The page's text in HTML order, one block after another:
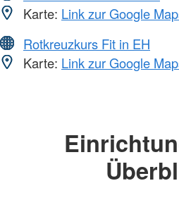
Karte: Link zur Google
Rotkreuzkurs Fit in EH
Karte: Link zur Google